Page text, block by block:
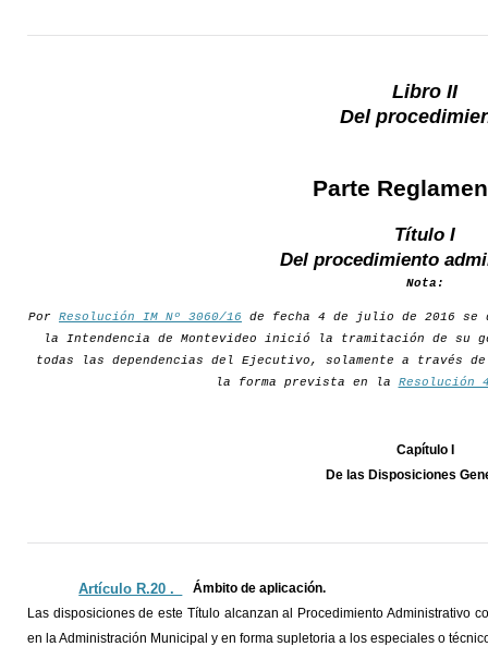
Libro II
Del
Parte
Título I
Del procedimiento
Nota:
Por Resolución IM Nº 3060/16 de fecha 4 de julio de 2016 se
la Intendencia de Montevideo inició la tramitación de su
todas las dependencias del Ejecutivo, solamente a través
la forma prevista en la Resolución
Capítulo I
De las Disposiciones
Artículo R.20 ._
Ámbito de aplicación.
Las disposiciones de este Título alcanzan al Procedimiento Administrativo
en la Administración Municipal y en forma supletoria a los especiales o